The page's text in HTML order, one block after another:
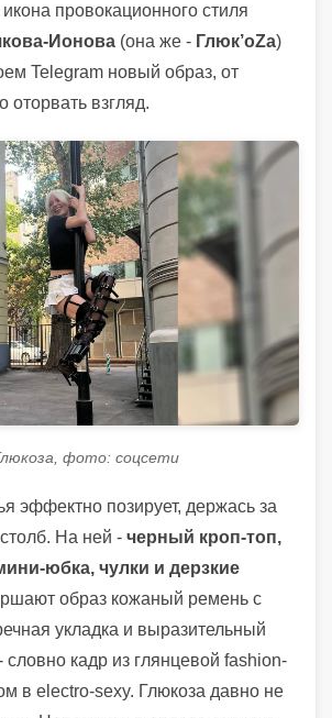
провокационного стиля
Ионова (она же - Глюк’оZа)
Telegram новый образ, от
оторвать взгляд.
фото: соцсети
эффектно позирует, держась за
На ней - черный кроп-топ,
юбка, чулки и дерзкие
образ кожаный ремень с
укладка и выразительный
кадр из глянцевой fashion-
в electro-sexy. Глюкоза давно не